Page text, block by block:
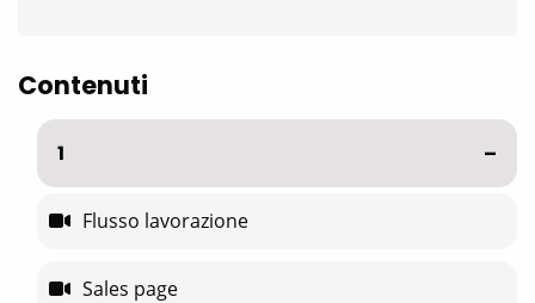
Contenuti
1
Flusso lavorazione
Sales page